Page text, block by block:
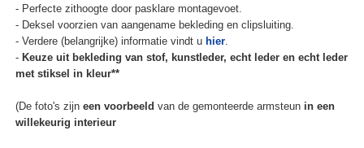
- Perfecte zithoogte door pasklare montagevoet.
- Deksel voorzien van aangename bekleding en clipsluiting.
- Verdere (belangrijke) informatie vindt u hier.
- Keuze uit bekleding van stof, kunstleder, echt leder en echt leder
met stiksel in kleur**
(De foto's zijn een voorbeeld van de gemonteerde armsteun in een
willekeurig interieur